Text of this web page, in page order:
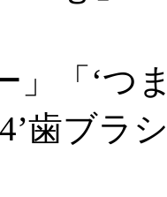
」「‘つ
4’歯ブ